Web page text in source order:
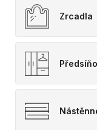
Zrcadla